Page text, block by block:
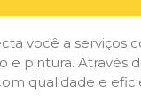
você a serviços
e pintura. Através
qualidade e